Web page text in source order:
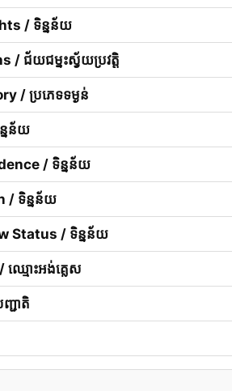
/ ទិន្នន័យ
ជ័យជម្នះស្វ័យប្រវត្តិ
/ ប្រភេទទម្ងន់
នន័យ
/ ទិន្នន័យ
/ ទិន្នន័យ
Status / ទិន្នន័យ
មោះអង់គ្លេស
ជាតិ